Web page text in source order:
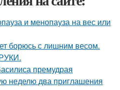
и менопауза на вес или
борюсь с лишним весом.
премудрая
неделю два приглашения